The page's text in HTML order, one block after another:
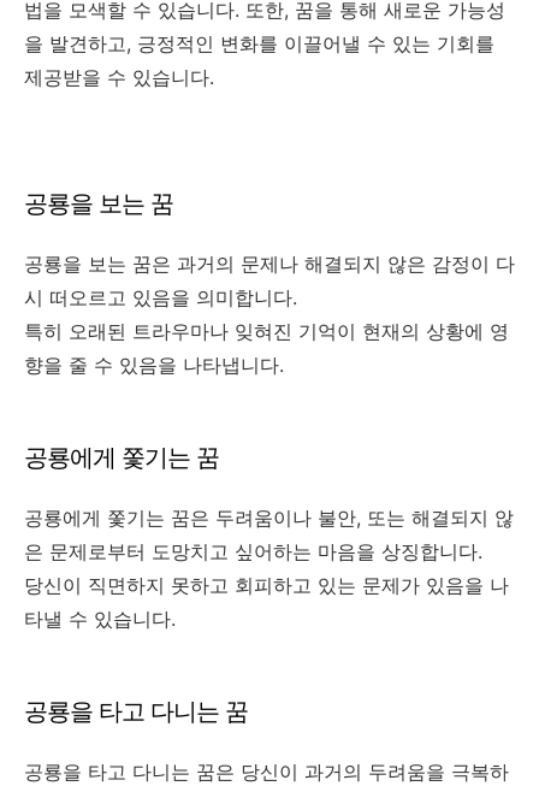
법을 모색할 수 있습니다. 또한, 꿈을 통해 새로운 가능성
을 발견하고, 긍정적인 변화를 이끌어낼 수 있는 기회를
제공받을 수 있습니다.
공룡을 보는 꿈
공룡을 보는 꿈은 과거의 문제나 해결되지 않은 감정이 다
시 떠오르고 있음을 의미합니다.
특히 오래된 트라우마나 잊혀진 기억이 현재의 상황에 영
향을 줄 수 있음을 나타냅니다.
공룡에게 쫓기는 꿈
공룡에게 쫓기는 꿈은 두려움이나 불안, 또는 해결되지 않
은 문제로부터 도망치고 싶어하는 마음을 상징합니다.
당신이 직면하지 못하고 회피하고 있는 문제가 있음을 나
타낼 수 있습니다.
공룡을 타고 다니는 꿈
공룡을 타고 다니는 꿈은 당신이 과거의 두려움을 극복하